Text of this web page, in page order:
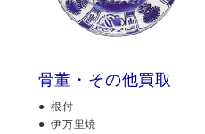
骨董・その他買取
根付
伊万里焼